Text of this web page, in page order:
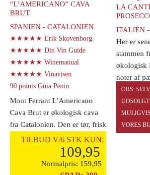
“L’AMERICANO” CAVA
BRUT
SPANIEN - CATALONIEN
★★★★★ Erik Skovenborg
★★★★★ Din Vin Guide
★★★★★ Winemanual
★★★★★ Vinavisen
90 points Guia Penin
Mont Ferrant L’Americano
Cava Brut er økologisk cava
fra Catalonien. Den er tør, frisk
og fuld [...]
TILBUD V/6 STK KUN:
109,95
Normalpris: 159,95
OBS:
VORES
LA
ITALIEN
Her er
stammen
økologisk
noter af